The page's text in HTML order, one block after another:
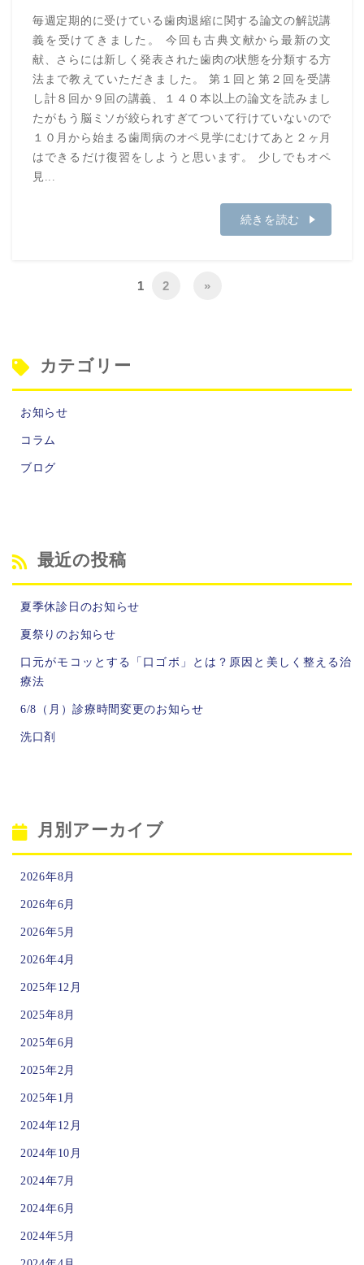
毎週定期的に受けている歯肉退縮に関する論文の解説講
義を受けてきました。 今回も古典文献から最新の文
献、さらには新しく発表された歯肉の状態を分類する方
法まで教えていただきました。 第１回と第２回を受講
し計８回か９回の講義、１４０本以上の論文を読みまし
たがもう脳ミソが絞られすぎてついて行けていないので
１０月から始まる歯周病のオペ見学にむけてあと２ヶ月
はできるだけ復習をしようと思います。 少しでもオペ
見...
続きを読む
1 2 »
カテゴリー
お知らせ
コラム
ブログ
最近の投稿
夏季休診日のお知らせ
夏祭りのお知らせ
口元がモコッとする「口ゴボ」とは？原因と美しく整える治
療法
6/8（月）診療時間変更のお知らせ
洗口剤
月別アーカイブ
2026年8月
2026年6月
2026年5月
2026年4月
2025年12月
2025年8月
2025年6月
2025年2月
2025年1月
2024年12月
2024年10月
2024年7月
2024年6月
2024年5月